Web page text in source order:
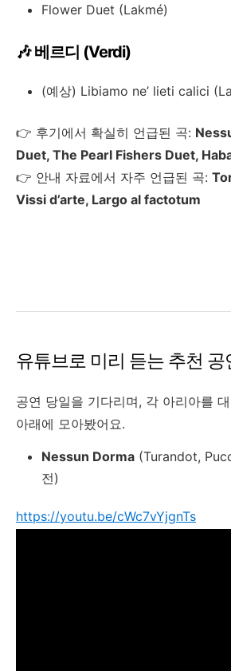
Flower Duet (Lakmé)
🎶 베르디 (Verdi)
(예상) Libiamo ne’ lieti calici
👉 후기에서 확실히 언급된 곡:
Duet, The Pearl Fishers Duet,
👉 안내 자료에서 자주 언급된 곡:
Vissi d’arte, Largo al factotum
유튜브로 미리 듣는 추천 공
공연 당일을 기다리며, 각 아리아를
아래에 모아봤어요.
Nessun Dorma (Turandot,
전)
https://youtu.be/cWc7vYjgnTs